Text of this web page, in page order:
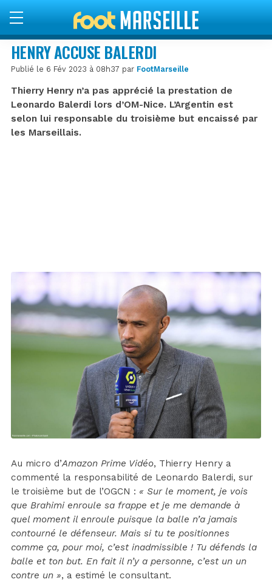
HENRY ACCUSE BALERDI
Publié le 6 Fév 2023 à 08h37 par FootMarseille
Thierry Henry n’a pas apprécié la prestation de
Leonardo Balerdi lors d’OM-Nice. L’Argentin est
selon lui responsable du troisième but encaissé par
les Marseillais.
Au micro d’Amazon Prime Vidéo, Thierry Henry a
commenté la responsabilité de Leonardo Balerdi, sur
le troisième but de l’OGCN : « Sur le moment, je vois
que Brahimi enroule sa frappe et je me demande à
quel moment il enroule puisque la balle n’a jamais
contourné le défenseur. Mais si tu te positionnes
comme ça, pour moi, c’est inadmissible ! Tu défends la
balle et ton but. En fait il n’y a personne, c’est un un
contre un », a estimé le consultant.